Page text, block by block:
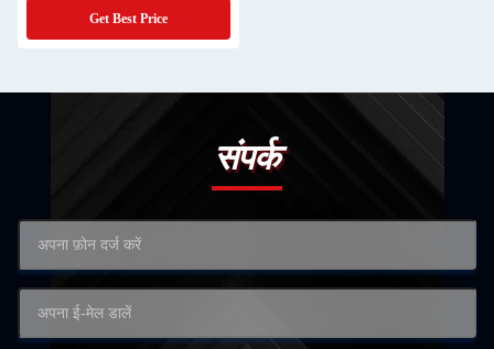
Get Best Price
संपर्क